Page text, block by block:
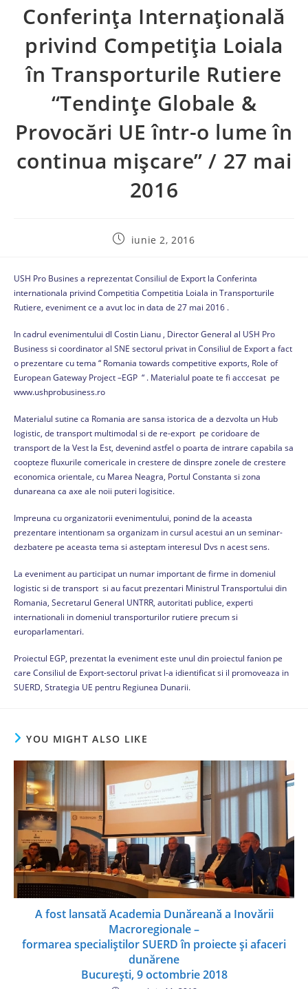
Conferința Internațională
privind Competiția Loiala
în Transporturile Rutiere
“Tendințe Globale &
Provocări UE într-o lume în
continua mișcare” / 27 mai
2016
iunie 2, 2016
USH Pro Busines a reprezentat Consiliul de Export la Conferinta
internationala privind Competitia Competitia Loiala in Transporturile
Rutiere, eveniment ce a avut loc in data de 27 mai 2016 .
In cadrul evenimentului dl Costin Lianu , Director General al USH Pro
Business si coordinator al SNE sectorul privat in Consiliul de Export a fact
o prezentare cu tema “ Romania towards competitive exports, Role of
European Gateway Project –EGP “ . Materialul poate te fi acccesat pe
www.ushprobusiness.ro
Materialul sutine ca Romania are sansa istorica de a dezvolta un Hub
logistic, de transport multimodal si de re-export pe coridoare de
transport de la Vest la Est, devenind astfel o poarta de intrare capabila sa
coopteze fluxurile comericale in crestere de dinspre zonele de crestere
economica orientale, cu Marea Neagra, Portul Constanta si zona
dunareana ca axe ale noii puteri logisitice.
Impreuna cu organizatorii evenimentului, ponind de la aceasta
prezentare intentionam sa organizam in cursul acestui an un seminar-
dezbatere pe aceasta tema si asteptam interesul Dvs n acest sens.
La eveniment au participat un numar important de firme in domeniul
logistic si de transport si au facut prezentari Ministrul Transportului din
Romania, Secretarul General UNTRR, autoritati publice, experti
internationali in domeniul transporturilor rutiere precum si
europarlamentari.
Proiectul EGP, prezentat la eveniment este unul din proiectul fanion pe
care Consiliul de Export-sectorul privat l-a idientificat si il promoveaza in
SUERD, Strategia UE pentru Regiunea Dunarii.
YOU MIGHT ALSO LIKE
A fost lansată Academia Dunăreană a Inovării
Macroregionale –
formarea specialiștilor SUERD în proiecte și afaceri
dunărene
București, 9 octombrie 2018